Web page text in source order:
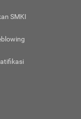
SMKI